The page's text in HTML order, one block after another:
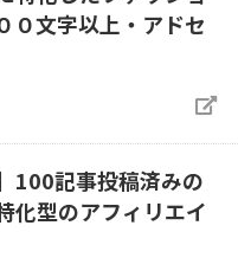
０文字以上・アドセ
100記事投稿済みの
化型のアフィリエイ